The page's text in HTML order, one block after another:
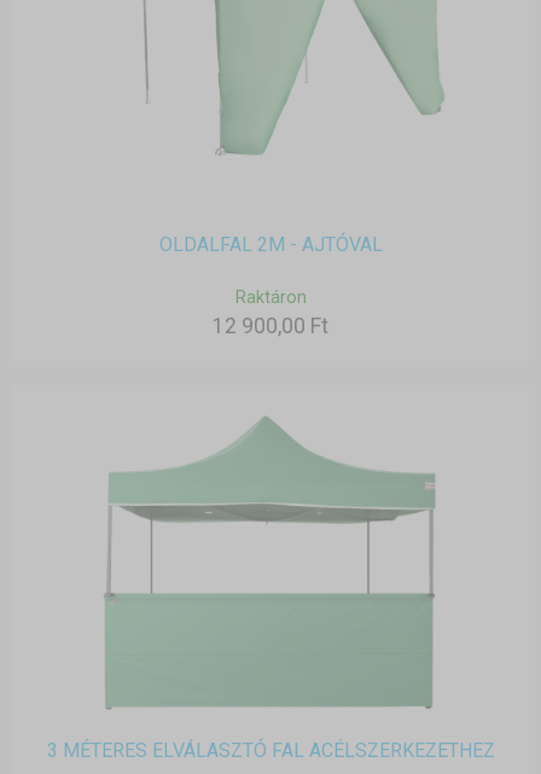
OLDALFAL 2M - AJTÓVAL
Raktáron
12 900,00 Ft
3 MÉTERES ELVÁLASZTÓ FAL ACÉLSZERKEZETHEZ